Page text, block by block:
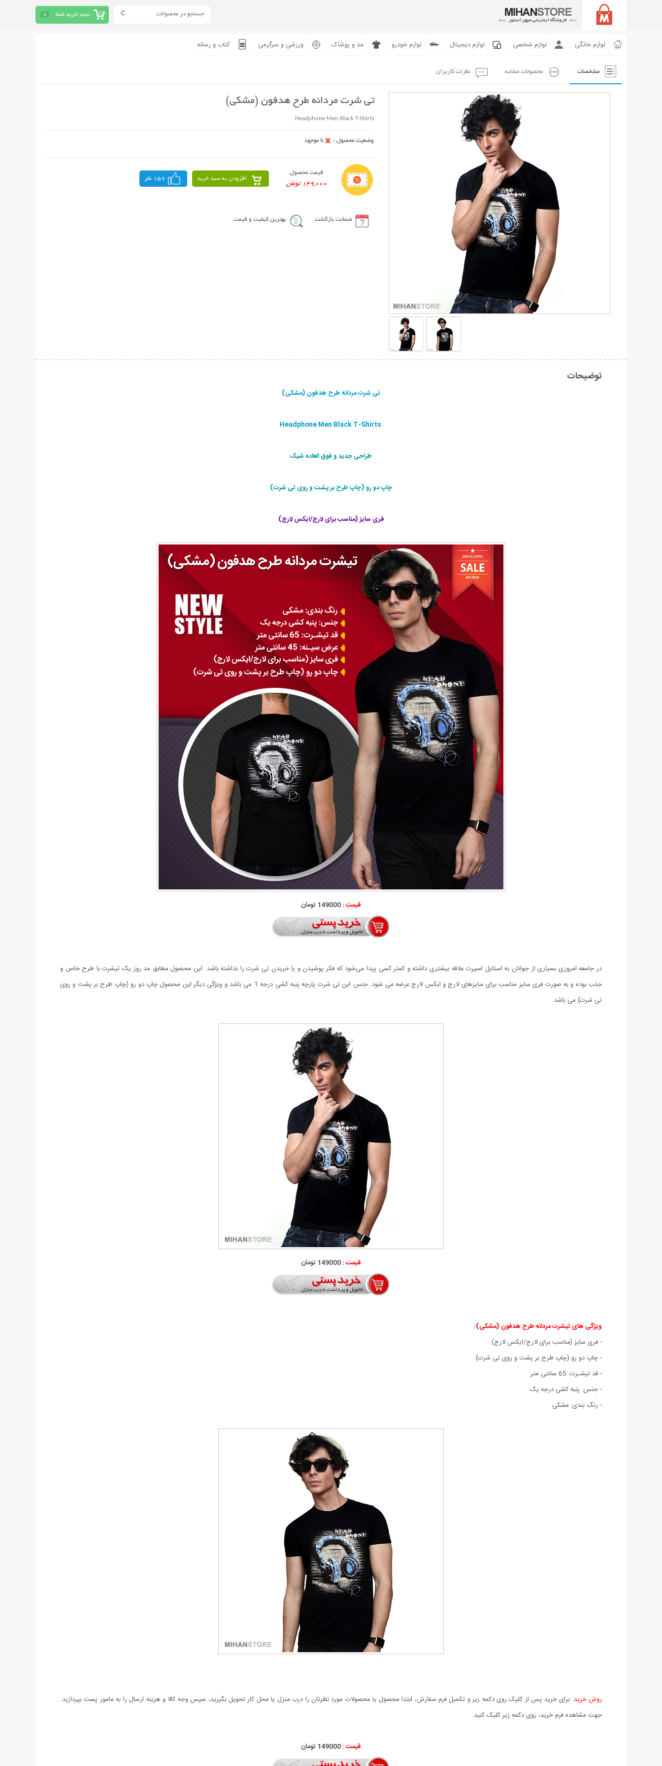
سبد خرید شما 0
لوازم خانگی لوازم شخصی لوازم دیجیتال لوازم خودرو مد و پوشاک ورزشی و سرگرمی کتاب و رسانه
مشخصات محصولات مشابه نظرات کاربران
تی شرت مردانه طرح هدفون (مشکی)
Headphone Men Black T-Shirts
قیمت محصول
149,000 تومان
افزودن به سبد خرید 159 نفر
ضمانت بازگشت بهترین کیفیت و قیمت
توضیحات
تی شرت مردانه طرح هدفون (مشکی)
طراحی جديد و فوق العاده شيک
چاپ دو رو (چاپ طرح بر پشت و روی تی شرت)
فری سایز (مناسب برای لارج/ایکس لارج)
قیمت :149000 تومان
در جامعه امروزی بسیاری از جوانان به استایل اسپرت علاقه بیشتری داشته و کمتر کسی پیدا می‌شود که فکر پوشیدن و یا خریدن تی شرت را نداشته باشد. این محصول مطابق مد روز یک تیشرت با طرح خاص و
جذب بوده و به صورت فری سایز مناسب برای سایزهای لارج و ایکس لارج عرضه می شود. جنس این تی شرت پارچه پنبه کشی درجه 1 می باشد و ویژگی دیگر این محصول چاپ دو رو (چاپ طرح بر پشت و روی
تی شرت) می باشد.
قیمت :149000 تومان
ویژگی های تیشرت مردانه طرح هدفون (مشکی):
- فری سایز (مناسب برای لارج/ایکس لارج)
- چاپ دو رو (چاپ طرح بر پشت و روی تی شرت)
- قد تیشـرت: 65 سانتی متر
- جنس: پنبه کشی درجه يک
- رنگ بندی: مشکی
روش خرید: برای خرید پس از کلیک روی دکمه زیر و تکمیل فرم سفارش، ابتدا محصول یا محصولات مورد نظرتان را درب منزل یا محل کار تحویل بگیرید، سپس وجه کالا و هزینه ارسال را به مامور پست بپردازید.
جهت مشاهده فرم خرید، روی دکمه زیر کلیک کنید.
قیمت :149000 تومان